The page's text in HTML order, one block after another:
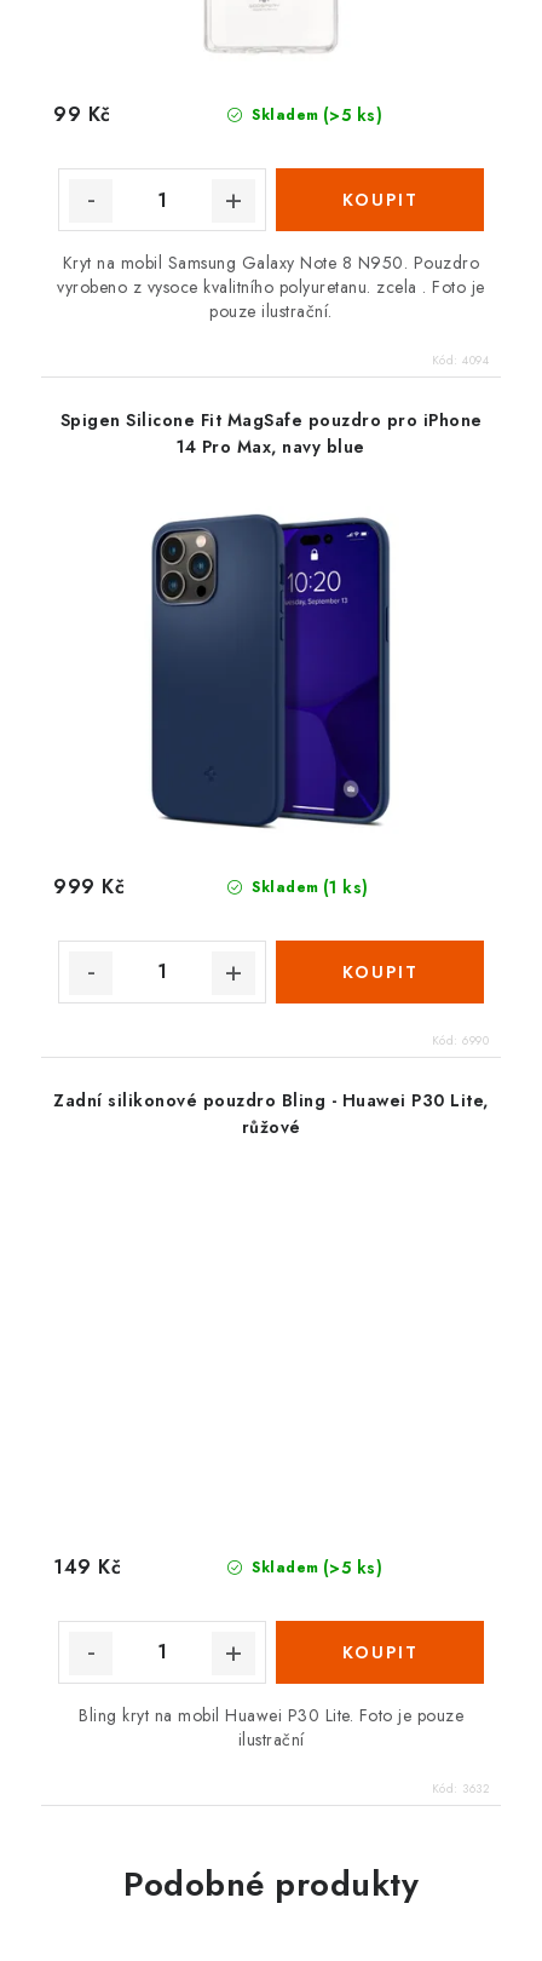
Skladem (>5 ks)
99 Kč
Kryt na mobil Samsung Galaxy Note 8 N950. Pouzdro
vyrobeno z vysoce kvalitního polyuretanu. zcela . Foto je
pouze ilustrační.
Kód: 4094
Spigen Silicone Fit MagSafe pouzdro pro iPhone
14 Pro Max, navy blue
Skladem (1 ks)
999 Kč
Kód: 6990
Zadní silikonové pouzdro Bling - Huawei P30 Lite,
růžové
Skladem (>5 ks)
149 Kč
Bling kryt na mobil Huawei P30 Lite. Foto je pouze
ilustrační
Kód: 3632
Podobné produkty